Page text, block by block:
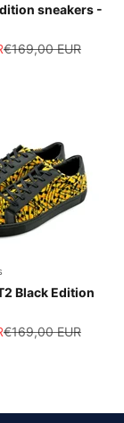
sneakers -
Regular price
€169,00 EUR
Black Edition
Regular price
€169,00 EUR